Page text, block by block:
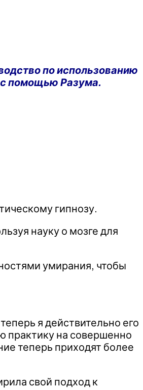
по использованию
с помощью Разума.
гипнозу.
науку о мозге для
умирания, чтобы
я действительно его
практику на совершенно
теперь приходят более
свой подход к